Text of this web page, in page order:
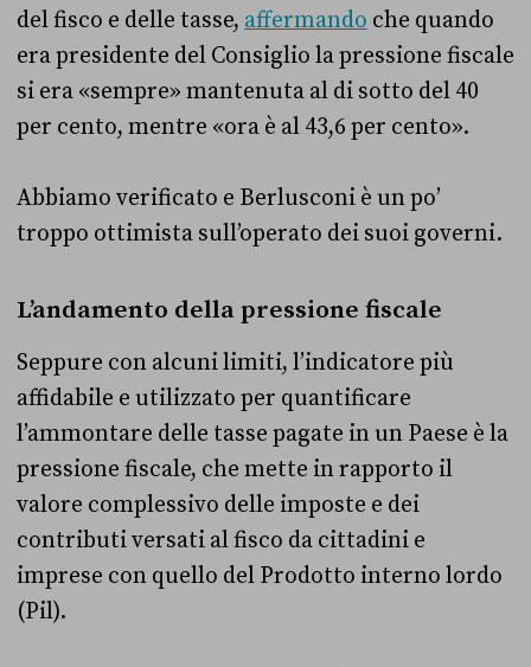
del fisco e delle tasse, affermando che quando
era presidente del Consiglio la pressione fiscale
si era «sempre» mantenuta al di sotto del 40
per cento, mentre «ora è al 43,6 per cento».
Abbiamo verificato e Berlusconi è un po’
troppo ottimista sull’operato dei suoi governi.
L’andamento della pressione fiscale
Seppure con alcuni limiti, l’indicatore più
affidabile e utilizzato per quantificare
l’ammontare delle tasse pagate in un Paese è la
pressione fiscale, che mette in rapporto il
valore complessivo delle imposte e dei
contributi versati al fisco da cittadini e
imprese con quello del Prodotto interno lordo
(Pil).